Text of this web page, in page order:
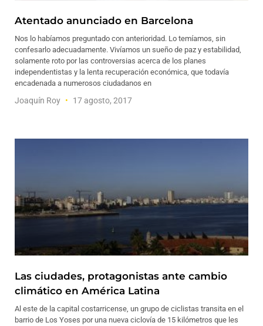
Atentado anunciado en Barcelona
Nos lo habíamos preguntado con anterioridad. Lo temíamos, sin
confesarlo adecuadamente. Vivíamos un sueño de paz y estabilidad,
solamente roto por las controversias acerca de los planes
independentistas y la lenta recuperación económica, que todavía
encadenada a numerosos ciudadanos en
Joaquín Roy 17 agosto, 2017
Las ciudades, protagonistas ante cambio
climático en América Latina
Al este de la capital costarricense, un grupo de ciclistas transita en el
barrio de Los Yoses por una nueva ciclovía de 15 kilómetros que les